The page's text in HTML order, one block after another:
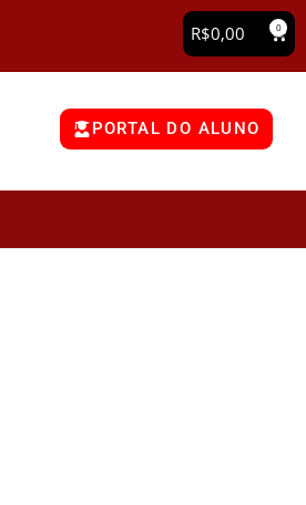
R$0,00 0
PORTAL DO ALUNO